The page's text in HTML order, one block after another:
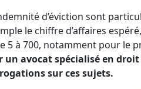
d’éviction sont
le chiffre d’affaires
5 à 700, notamment pour le
un avocat spécialisé en
sur ces sujets.